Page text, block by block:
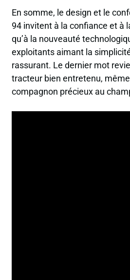
En somme, le design et le
94 invitent à la confiance et à
qu’à la nouveauté
exploitants aimant la
rassurant. Le dernier mot
tracteur bien entretenu,
compagnon précieux au